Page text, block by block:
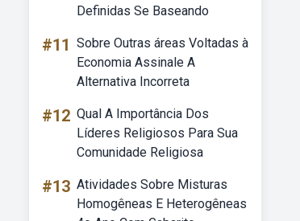
Definidas Se Baseando
#11 Sobre Outras áreas Voltadas à
Economia Assinale A
Alternativa Incorreta
#12 Qual A Importância Dos
Líderes Religiosos Para Sua
Comunidade Religiosa
#13 Atividades Sobre Misturas
Homogêneas E Heterogêneas